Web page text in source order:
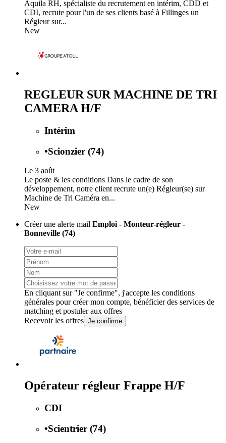
Aquila RH, spécialiste du recrutement en intérim, CDD et
CDI, recrute pour l'un de ses clients basé à Fillinges un
Régleur sur...
New
REGLEUR SUR MACHINE DE TRI
CAMERA H/F
Intérim
•Scionzier (74)
Le 3 août
Le poste & les conditions Dans le cadre de son
développement, notre client recrute un(e) Régleur(se) sur
Machine de Tri Caméra en...
New
Créer une alerte mail Emploi - Monteur-régleur -
Bonneville (74)
En cliquant sur "Je confirme", j'accepte les conditions
générales pour créer mon compte, bénéficier des services de
matching et postuler aux offres
Recevoir les offres Je confirme
Opérateur régleur Frappe H/F
CDI
•Scientrier (74)